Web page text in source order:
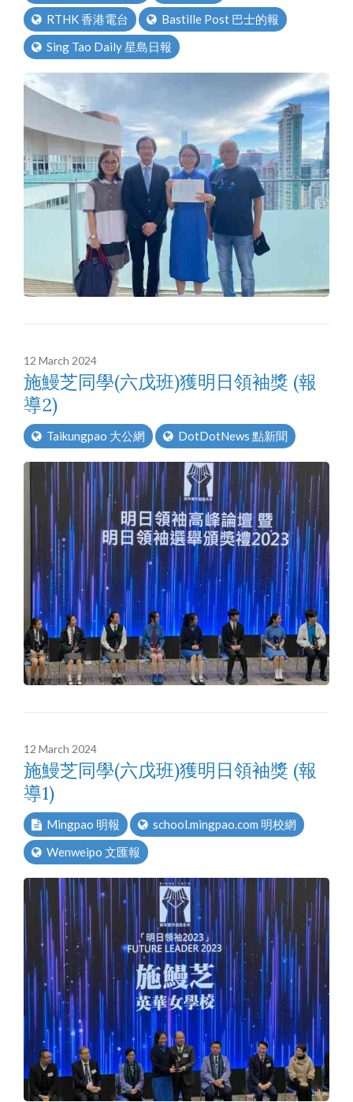
RTHK 香港電台
Bastille Post 巴士的報
Sing Tao Daily 星島日報
12 March 2024
施鰻芝同學(六戊班)獲明日領袖獎 (報
導2)
Taikungpao 大公網 DotDotNews 點新聞
12 March 2024
施鰻芝同學(六戊班)獲明日領袖獎 (報
導1)
Mingpao 明報
school.mingpao.com 明校網
Wenweipo 文匯報